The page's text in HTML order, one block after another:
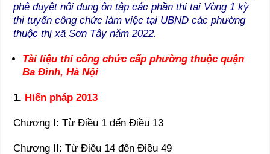
phê duyệt nội dung ôn tập các phần thi tại Vòng 1 kỳ
thi tuyển công chức làm việc tại UBND các phường
thuộc thị xã Sơn Tây năm 2022.
Tài liệu thi công chức cấp phường thuộc quận
Ba Đình, Hà Nội
1. Hiến pháp 2013
Chương I: Từ Điều 1 đến Điều 13
Chương II: Từ Điều 14 đến Điều 49